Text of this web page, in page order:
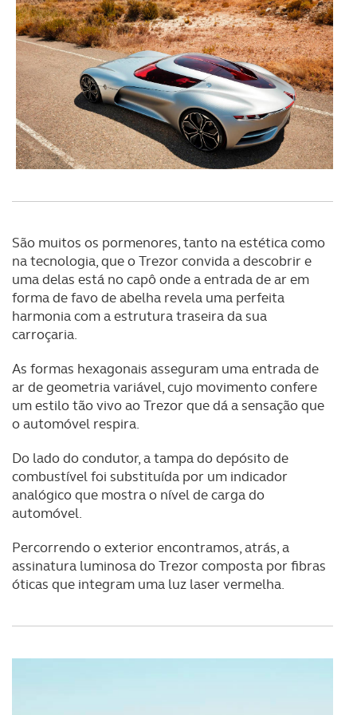
São muitos os pormenores, tanto na estética como
na tecnologia, que o Trezor convida a descobrir e
uma delas está no capô onde a entrada de ar em
forma de favo de abelha revela uma perfeita
harmonia com a estrutura traseira da sua
carroçaria.
As formas hexagonais asseguram uma entrada de
ar de geometria variável, cujo movimento confere
um estilo tão vivo ao Trezor que dá a sensação que
o automóvel respira.
Do lado do condutor, a tampa do depósito de
combustível foi substituída por um indicador
analógico que mostra o nível de carga do
automóvel.
Percorrendo o exterior encontramos, atrás, a
assinatura luminosa do Trezor composta por fibras
óticas que integram uma luz laser vermelha.